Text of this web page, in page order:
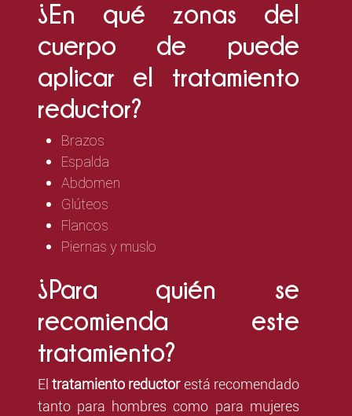
¿En qué zonas del
cuerpo de puede
aplicar el tratamiento
reductor?
Brazos
Espalda
Abdomen
Glúteos
Flancos
Piernas y muslo
¿Para quién se
recomienda este
tratamiento?
Eltratamiento reductorestá recomendado
tanto para hombres como para mujeres